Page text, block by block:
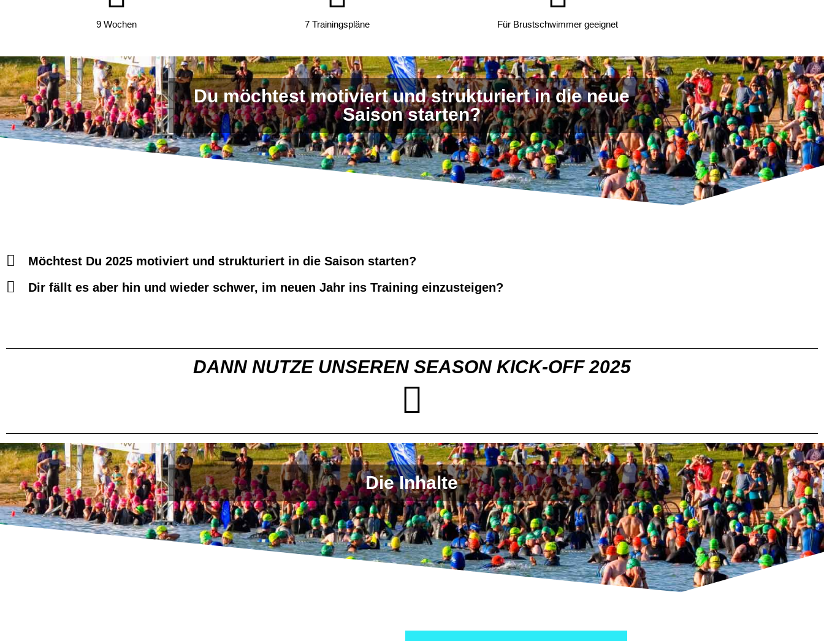
9 Wochen 7 Trainingspläne Für Brustschwimmer geeignet
Du möchtest motiviert und strukturiert in die neue
Saison starten?
Möchtest Du 2025 motiviert und strukturiert in die Saison starten?
Dir fällt es aber hin und wieder schwer, im neuen Jahr ins Training einzusteigen?
DANN NUTZE UNSEREN SEASON KICK-OFF 2025
Die Inhalte